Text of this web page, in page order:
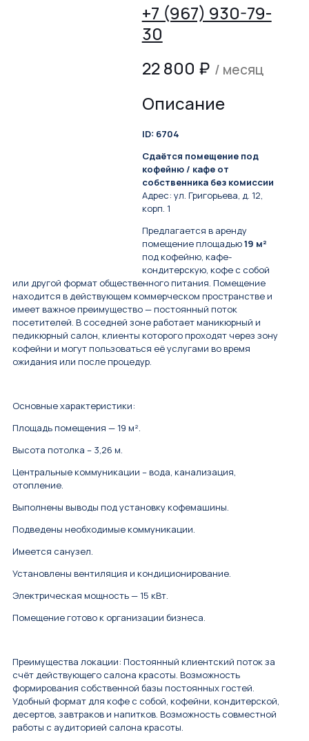
+7 (967) 930-79-
30
22 800 ₽ / месяц
Описание
ID: 6704
Сдаётся помещение под
кофейню / кафе от
собственника без комиссии
Адрес: ул. Григорьева, д. 12,
корп. 1
Предлагается в аренду
помещение площадью19 м²
под кофейню, кафе-
кондитерскую, кофе с собой
или другой формат общественного питания. Помещение
находится в действующем коммерческом пространстве и
имеет важное преимущество — постоянный поток
посетителей. В соседней зоне работает маникюрный и
педикюрный салон, клиенты которого проходят через зону
кофейни и могут пользоваться её услугами во время
ожидания или после процедур.
Основные характеристики:
Площадь помещения — 19 м².
Высота потолка – 3,26 м.
Центральные коммуникации – вода, канализация,
отопление.
Выполнены выводы под установку кофемашины.
Подведены необходимые коммуникации.
Имеется санузел.
Установлены вентиляция и кондиционирование.
Электрическая мощность — 15 кВт.
Помещение готово к организации бизнеса.
Преимущества локации: Постоянный клиентский поток за
счёт действующего салона красоты. Возможность
формирования собственной базы постоянных гостей.
Удобный формат для кофе с собой, кофейни, кондитерской,
десертов, завтраков и напитков. Возможность совместной
работы с аудиторией салона красоты.